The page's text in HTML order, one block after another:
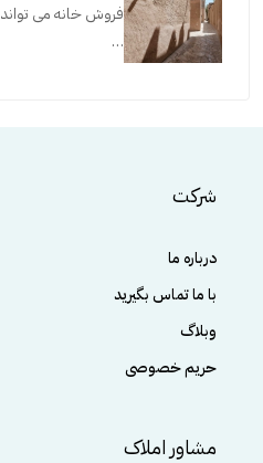
فروش خانه می تواند
…
شرکت
درباره ما
با ما تماس بگیرید
وبلاگ
حریم خصوصی
مشاور املاک